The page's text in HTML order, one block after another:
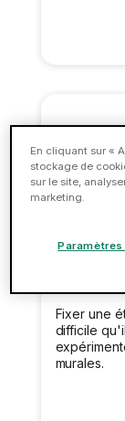
Fixer une
difficile
murales.
En cliquant sur «
stockage de
sur le site,
marketing.